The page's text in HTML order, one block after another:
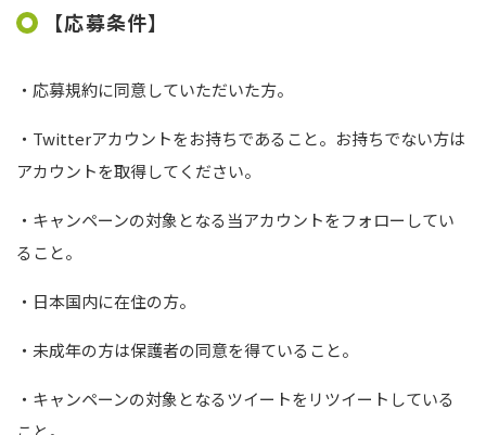
【応募条件】
・応募規約に同意していただいた方。
・ Twitterアカウントをお持ちであること。お持ちでない方は
アカウントを取得してください。
・キャンペーンの対象となる当アカウントをフォローしてい
ること。
・日本国内に在住の方。
・未成年の方は保護者の同意を得ていること。
・キャンペーンの対象となるツイートをリツイートしている